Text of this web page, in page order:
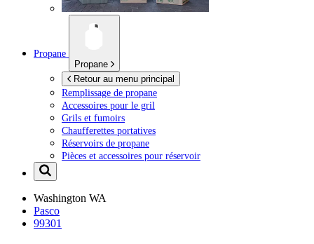
Propane
Propane
Retour au menu principal
Remplissage de propane
Accessoires pour le gril
Grils et fumoirs
Chaufferettes portatives
Réservoirs de propane
Pièces et accessoires pour réservoir
Washington WA
Pasco
99301